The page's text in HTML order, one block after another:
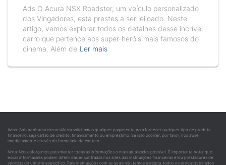
Ads O Acura NSX Roadster, um veículo personalizado
dos Vingadores, está prestes a ser leiloado. Neste
artigo, vamos explorar todos os detalhes desse incrível
carro que pertence aos super-heróis mais famosos do
cinema. Além de Ler mais
Aviso: Sob nenhuma circunstância solicitamos qualquer pagamento para fornecer qualquer tipo de produto
financeiro, seja cartão de crédito, financiamento ou empréstimo. Se isso ocorrer, por favor, nos avise
imediatamente através do formulário de contato.
Nota: Nos esforçamos para manter todas as informações o mais atualizadas possível. É importante notar que
essas informações podem diferir das encontradas nos sites das instituições financeiras e/ou prestadores de
serviços de um site específico. Para instituições com as quais não temos parceria, todos os produtos listados